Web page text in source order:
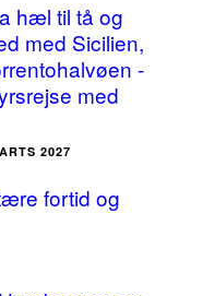
hæl til tå og
med Sicilien,
-
med
2027
fortid og